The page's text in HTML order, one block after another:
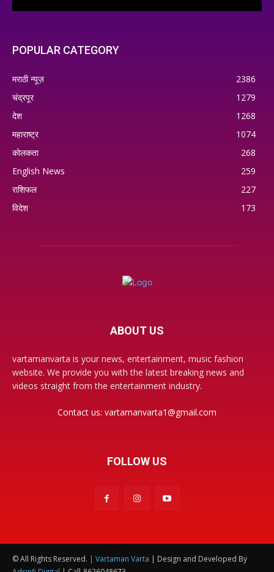
POPULAR CATEGORY
मराठी न्यूज़
2386
चंद्रपूर
1279
देश
1268
महाराष्ट्र
1074
कोलकता
268
English News
259
राशिफल
227
विदेश
173
ABOUT US
vartamanvarta is your news, entertainment, music fashion
website. We provide you with the latest breaking news and
videos straight from the entertainment industry.
Contact us: vartamanvarta1@gmail.com
FOLLOW US
© All Rights Reserved. | Vartaman Varta | Design and Developed By